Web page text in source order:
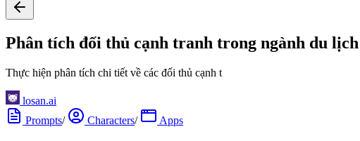
Phân tích đối thủ cạnh tranh trong ngành du lịch
Thực hiện phân tích chi tiết về các đối thủ cạnh t
losan.ai
Prompts/ Characters/ Apps